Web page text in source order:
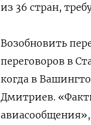
из 36 стран,
Возобновить
переговоров в
когда в
Дмитриев.